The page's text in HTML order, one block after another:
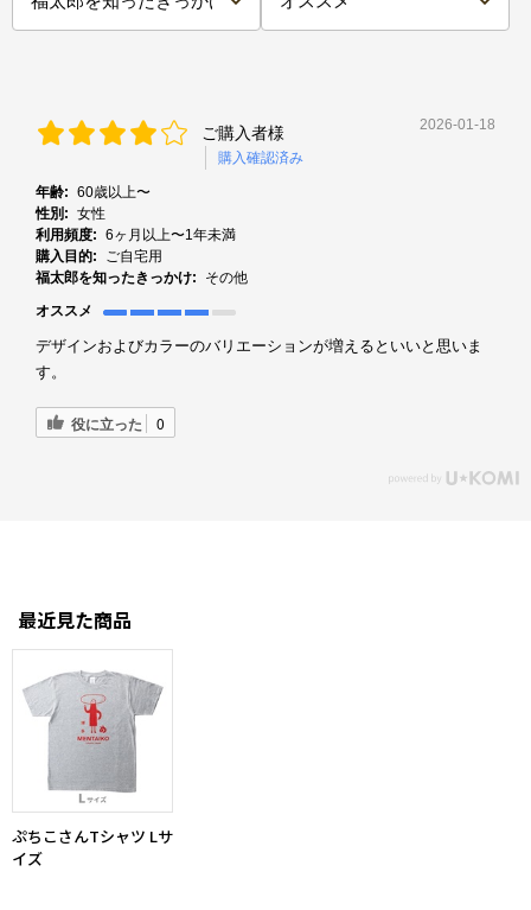
ご購入者様
購入確認済み
2026-01-18
年齢: 60歳以上〜
性別: 女性
利用頻度: 6ヶ月以上〜1年未満
購入目的:
ご自宅用
福太郎を知ったきっかけ:
その他
オススメ
デザインおよびカラーのバリエーションが増えるといいと思いま
す。
役に立った 0
最近見た商品
ぷちこさんTシャツ Lサ
イズ